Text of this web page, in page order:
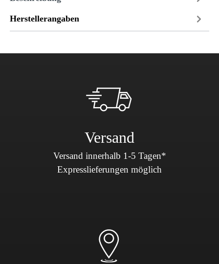
Herstellerangaben
Versand
Versand innerhalb 1-5 Tagen*
Expresslieferungen möglich